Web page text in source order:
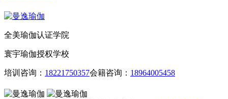
全美瑜伽认证学院
寰宇瑜伽授权学校
培训咨询： 18221750357会籍咨询： 18964005458